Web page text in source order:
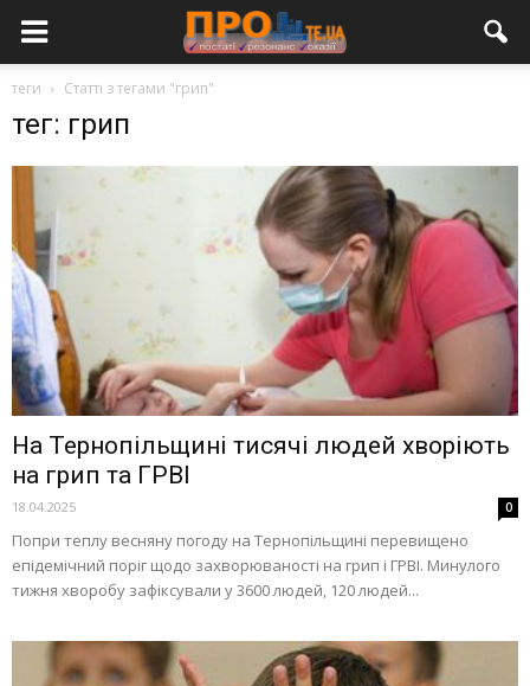
теги Статті з тегами "грип"
тег: грип
На Тернопільщині тисячі людей хворіють
на грип та ГРВІ
18.04.2025 0
Попри теплу весняну погоду на Тернопільщині перевищено
епідемічний поріг щодо захворюваності на грип і ГРВІ. Минулого
тижня хворобу зафіксували у 3600 людей, 120 людей...